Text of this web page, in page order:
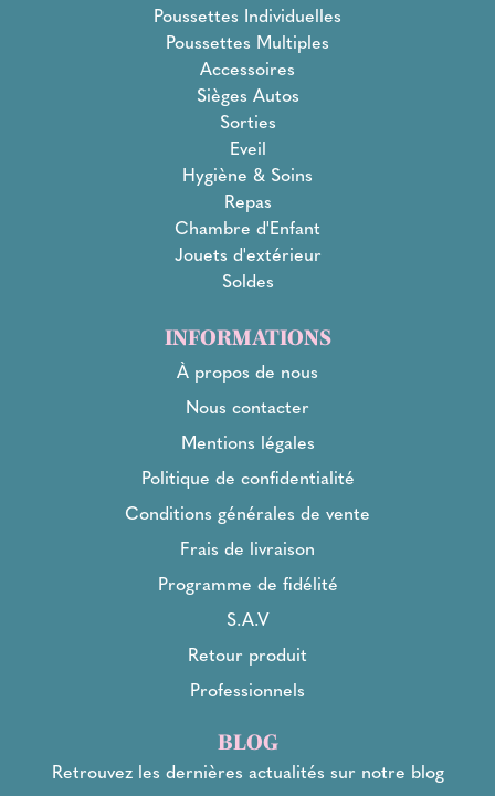
Poussettes Individuelles
Poussettes Multiples
Accessoires
Sièges Autos
Sorties
Eveil
Hygiène & Soins
Repas
Chambre d'Enfant
Jouets d'extérieur
Soldes
INFORMATIONS
À propos de nous
Nous contacter
Mentions légales
Politique de confidentialité
Conditions générales de vente
Frais de livraison
Programme de fidélité
S.A.V
Retour produit
Professionnels
BLOG
Retrouvez les dernières actualités sur notre blog